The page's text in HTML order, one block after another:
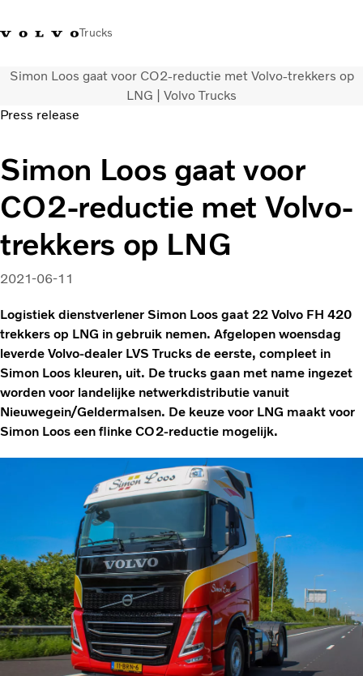
Trucks
ContactKennis vergroten Merchandise InloggenNederland
CO2-reductie
Trucks
Truck Builder
Services
Dealer locator
Nieuws
Over ons
Simon Loos gaat voor CO2-reductie met Volvo-trekkers op
LNG | Volvo Trucks
Press release
Simon Loos gaat voor
CO2-reductie met Volvo-
trekkers op LNG
2021-06-11
Logistiek dienstverlener Simon Loos gaat 22 Volvo FH 420
trekkers op LNG in gebruik nemen. Afgelopen woensdag
leverde Volvo-dealer LVS Trucks de eerste, compleet in
Simon Loos kleuren, uit. De trucks gaan met name ingezet
worden voor landelijke netwerkdistributie vanuit
Nieuwegein/Geldermalsen. De keuze voor LNG maakt voor
Simon Loos een flinke CO2-reductie mogelijk.